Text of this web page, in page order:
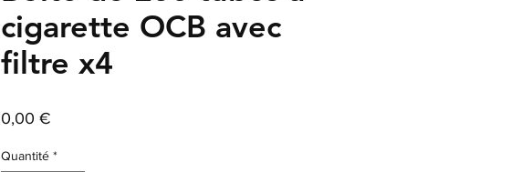
cigarette OCB avec
filtre x4
0,00 €
Quantité *